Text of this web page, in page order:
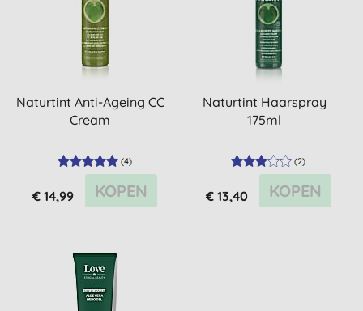
Naturtint Anti-Ageing CC
Cream
(4)
€ 14,99 KOPEN
Naturtint Haarspray
175ml
(2)
€ 13,40 KOPEN